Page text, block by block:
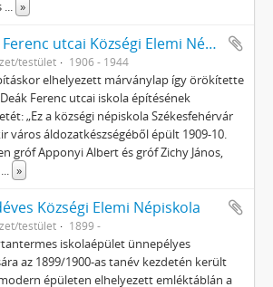
... »
Deák Ferenc utcai Községi Elemi Népiskola
testület 1906 - 1944
elhelyezett márványlap így örökítette
Ferenc utcai iskola építésének
„Ez a községi népiskola Székesfehérvár
város áldozatkészségéből épült 1909-10.
gróf Apponyi Albert és gróf Zichy János,
... »
Községi Elemi Népiskola
testület 1899 -
iskolaépület ünnepélyes
az 1899/1900-as tanév kezdetén került
épületen elhelyezett emléktáblán a